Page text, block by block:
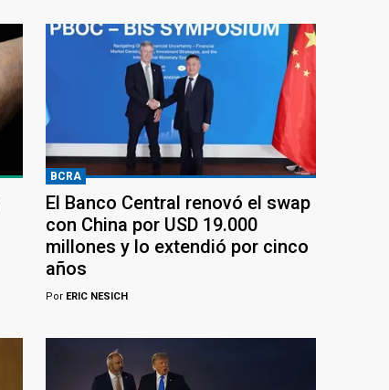
BCRA
El Banco Central renovó el swap
con China por USD 19.000
millones y lo extendió por cinco
años
Por ERIC NESICH